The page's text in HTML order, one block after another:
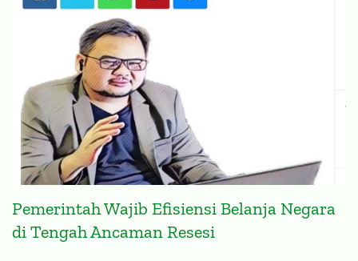
Pemerintah Wajib Efisiensi Belanja Negara
di Tengah Ancaman Resesi